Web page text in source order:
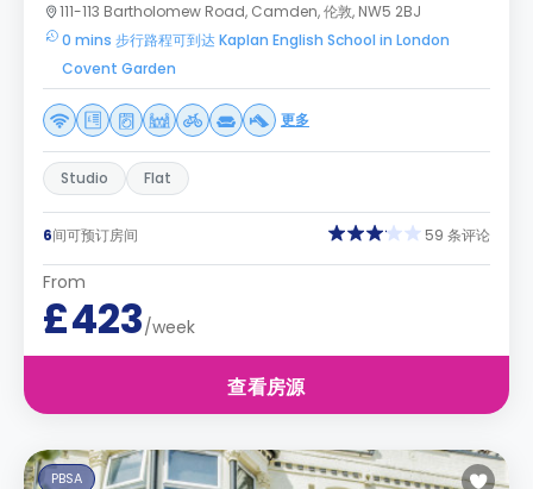
111-113 Bartholomew Road, Camden, 伦敦, NW5 2BJ
0 mins 步行路程可到达 Kaplan English School in London
Covent Garden
更多
Studio Flat
6间可预订房间 59 条评论
From
£423/week
查看房源
PBSA